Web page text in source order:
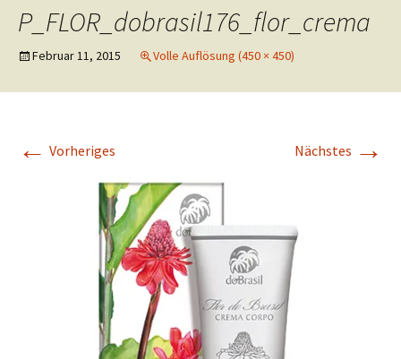
P_FLOR_dobrasil176_flor_crema
Februar 11, 2015 Volle Auflösung (450 × 450)
← Vorheriges Nächstes →